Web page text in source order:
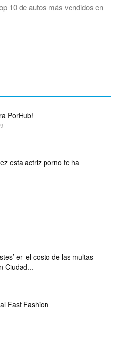
10 de autos más vendidos en
PorHub!
esta actriz porno te ha
en el costo de las multas
Ciudad...
Fast Fashion